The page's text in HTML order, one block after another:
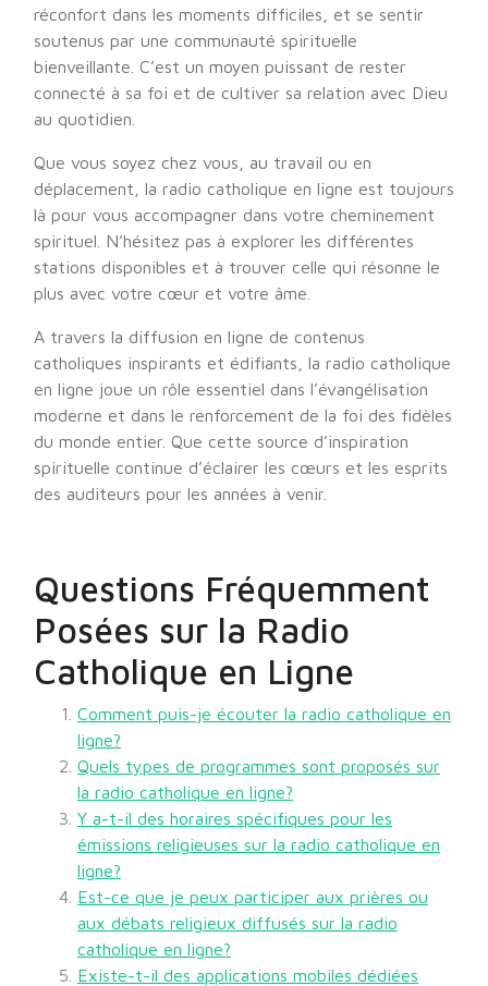
réconfort dans les moments difficiles, et se sentir
soutenus par une communauté spirituelle
bienveillante. C’est un moyen puissant de rester
connecté à sa foi et de cultiver sa relation avec Dieu
au quotidien.
Que vous soyez chez vous, au travail ou en
déplacement, la radio catholique en ligne est toujours
là pour vous accompagner dans votre cheminement
spirituel. N’hésitez pas à explorer les différentes
stations disponibles et à trouver celle qui résonne le
plus avec votre cœur et votre âme.
A travers la diffusion en ligne de contenus
catholiques inspirants et édifiants, la radio catholique
en ligne joue un rôle essentiel dans l’évangélisation
moderne et dans le renforcement de la foi des fidèles
du monde entier. Que cette source d’inspiration
spirituelle continue d’éclairer les cœurs et les esprits
des auditeurs pour les années à venir.
Questions Fréquemment
Posées sur la Radio
Catholique en Ligne
Comment puis-je écouter la radio catholique en
ligne?
Quels types de programmes sont proposés sur
la radio catholique en ligne?
Y a-t-il des horaires spécifiques pour les
émissions religieuses sur la radio catholique en
ligne?
Est-ce que je peux participer aux prières ou
aux débats religieux diffusés sur la radio
catholique en ligne?
Existe-t-il des applications mobiles dédiées